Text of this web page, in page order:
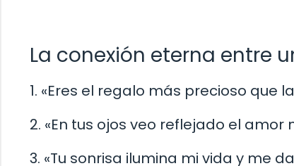
La conexión eterna entre
1. «Eres el regalo más precioso que
2. «En tus ojos veo reflejado el
3. «Tu sonrisa ilumina mi vida y me